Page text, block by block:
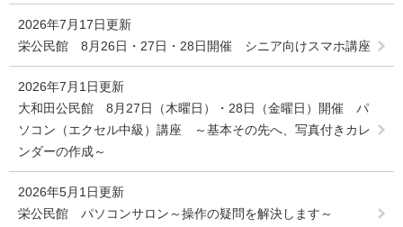
2026年7月17日更新
栄公民館 8月26日・27日・28日開催 シニア向けスマホ講座
2026年7月1日更新
大和田公民館 8月27日（木曜日）・28日（金曜日）開催 パ
ソコン（エクセル中級）講座 ～基本その先へ、写真付きカレ
ンダーの作成～
2026年5月1日更新
栄公民館 パソコンサロン～操作の疑問を解決します～